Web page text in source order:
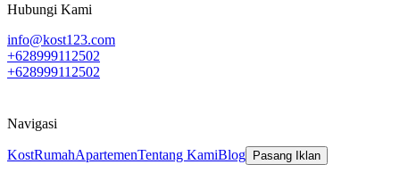
Hubungi Kami
info@kost123.com
+628999112502
+628999112502
Navigasi
KostRumahApartemenTentang KamiBlog Pasang Iklan